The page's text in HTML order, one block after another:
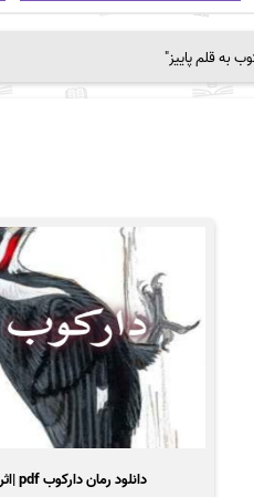
به قلم پاییز"
دانلود رمان دارکوب pdf |اثر پاییز